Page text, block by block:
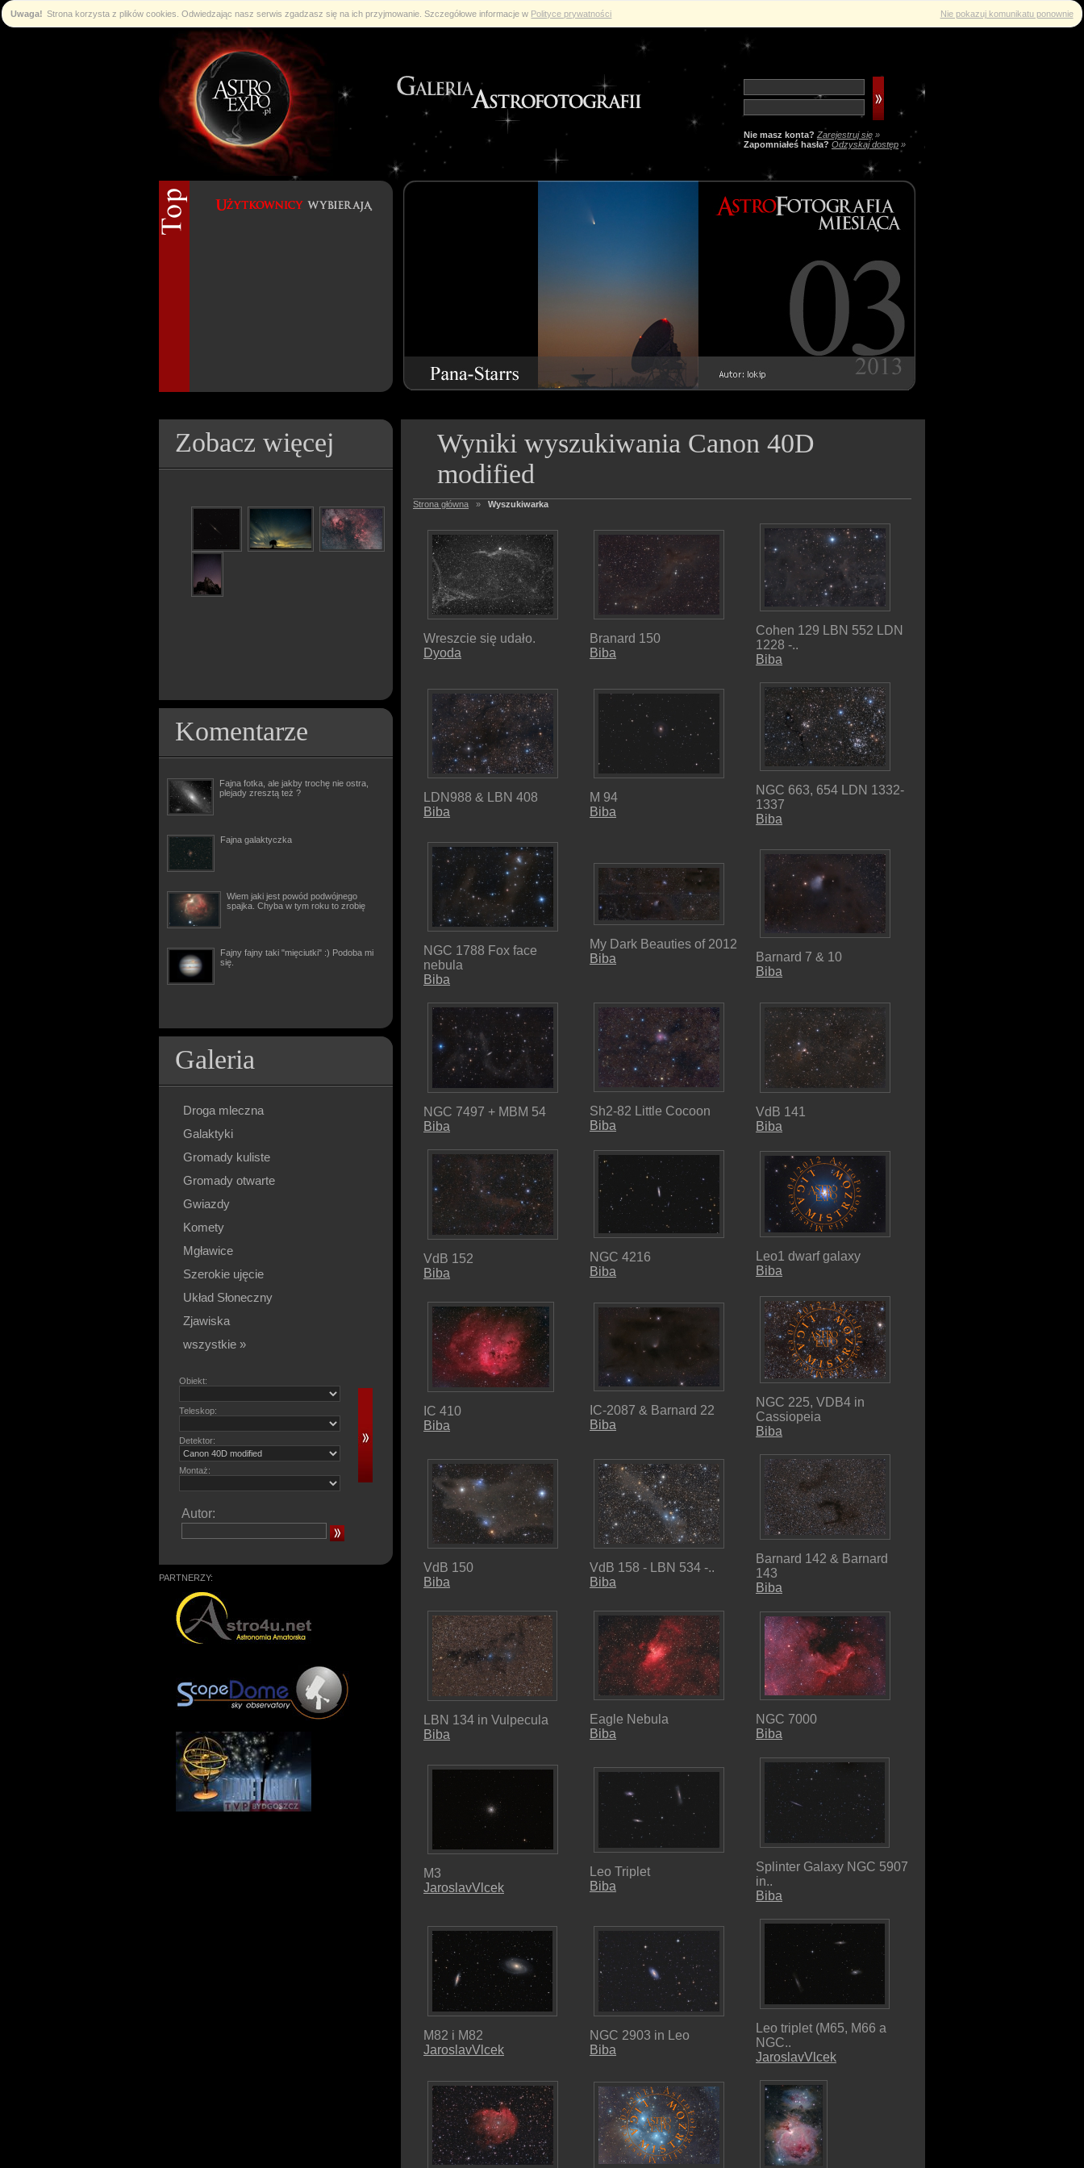
Uwaga! Strona korzysta z plików cookies. Odwiedzając nasz serwis zgadzasz się na ich przyjmowanie. Szczegółowe informacje w Polityce prywatności Nie pokazuj komunikatu ponownie
Nie masz konta? Zarejestruj się »
Zapomniałeś hasła? Odzyskaj dostęp »
Zobacz więcej
Komentarze
Fajna fotka, ale jakby trochę nie ostra,
plejady zresztą też ?
Fajna galaktyczka
Wiem jaki jest powód podwójnego
spajka. Chyba w tym roku to zrobię
Fajny fajny taki "mięciutki" :) Podoba mi
się.
Galeria
Droga mleczna
Galaktyki
Gromady kuliste
Gromady otwarte
Gwiazdy
Komety
Mgławice
Szerokie ujęcie
Układ Słoneczny
Zjawiska
wszystkie »
Obiekt:
Teleskop:
Detektor:
Montaż:
Autor:
PARTNERZY:
Wyniki wyszukiwania Canon 40D
modified
Strona główna » Wyszukiwarka
Wreszcie się udało.
Dyoda
Branard 150
Biba
Cohen 129 LBN 552 LDN
1228 -..
Biba
LDN988 & LBN 408
Biba
M 94
Biba
NGC 663, 654 LDN 1332-
1337
Biba
NGC 1788 Fox face
nebula
Biba
My Dark Beauties of 2012
Biba
Barnard 7 & 10
Biba
NGC 7497 + MBM 54
Biba
Sh2-82 Little Cocoon
Biba
VdB 141
Biba
VdB 152
Biba
NGC 4216
Biba
Leo1 dwarf galaxy
Biba
IC 410
Biba
IC-2087 & Barnard 22
Biba
NGC 225, VDB4 in
Cassiopeia
Biba
VdB 150
Biba
VdB 158 - LBN 534 -..
Biba
Barnard 142 & Barnard
143
Biba
LBN 134 in Vulpecula
Biba
Eagle Nebula
Biba
NGC 7000
Biba
M3
JaroslavVlcek
Leo Triplet
Biba
Splinter Galaxy NGC 5907
in..
Biba
M82 i M82
JaroslavVlcek
NGC 2903 in Leo
Biba
Leo triplet (M65, M66 a
NGC..
JaroslavVlcek